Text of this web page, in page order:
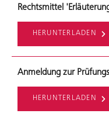
Rechtsmittel
HERUNTERLADEN
Anmeldung zur
HERUNTERLADEN